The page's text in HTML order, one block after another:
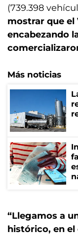
(739.398
mostrar que el
encabezando
Más noticias
“Llegamos a
histórico, en el